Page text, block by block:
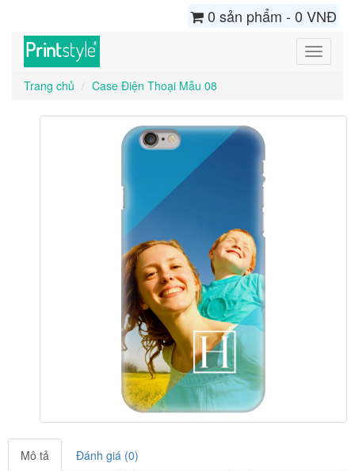
0 sản phẩm - 0 VNĐ
Toggle
Trang chủ
Case Điện Thoại Mẫu 08
Mô tả
Đánh giá (0)